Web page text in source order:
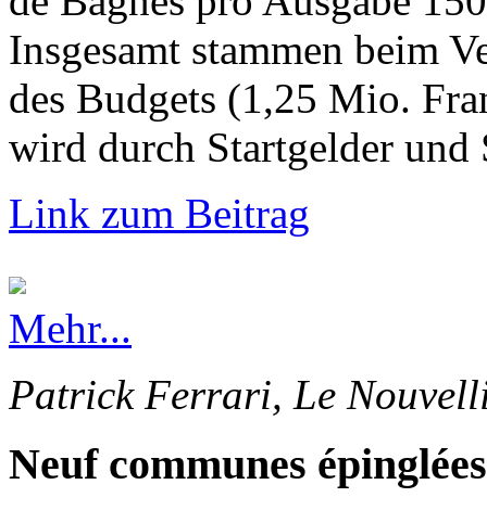
Insgesamt stammen beim
des Budgets (1,25 Mio.
wird durch Startgelder und
Link zum Beitrag
Mehr...
Patrick Ferrari, Le
Neuf communes épinglées